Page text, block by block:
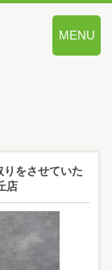
MENU
をさせていた
店